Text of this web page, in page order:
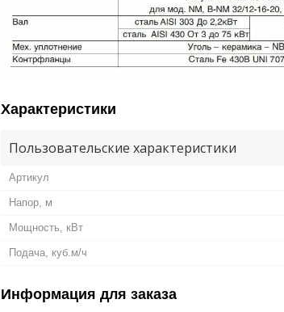
Характеристики
Пользовательские характеристики
Артикул
Напор, м
Мощность, кВт
Подача, куб.м/ч
Информация для заказа